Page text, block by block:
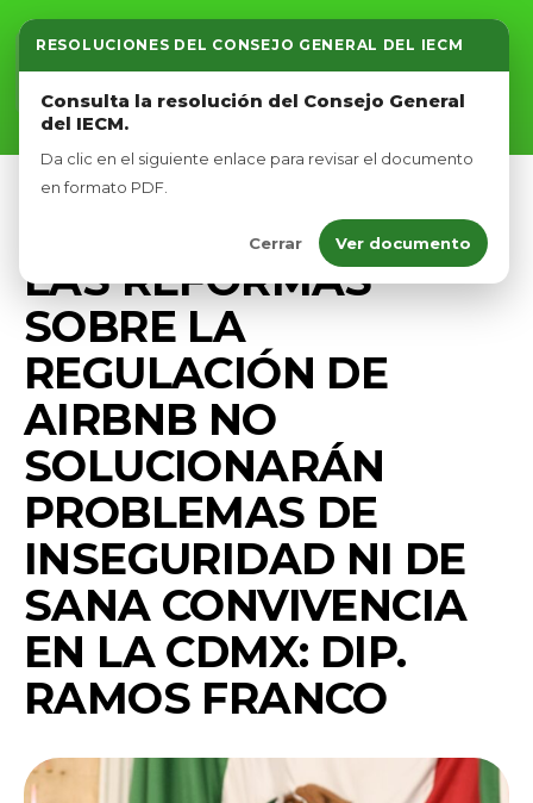
RESOLUCIONES DEL CONSEJO GENERAL DEL IECM
Consulta la resolución del Consejo General
del IECM.
Da clic en el siguiente enlace para revisar el documento
en formato PDF.
Cerrar Ver documento
Inicio
Nosotros
Afíliate
LAS REFORMAS
SOBRE LA
REGULACIÓN DE
AIRBNB NO
SOLUCIONARÁN
PROBLEMAS DE
INSEGURIDAD NI DE
SANA CONVIVENCIA
EN LA CDMX: DIP.
RAMOS FRANCO